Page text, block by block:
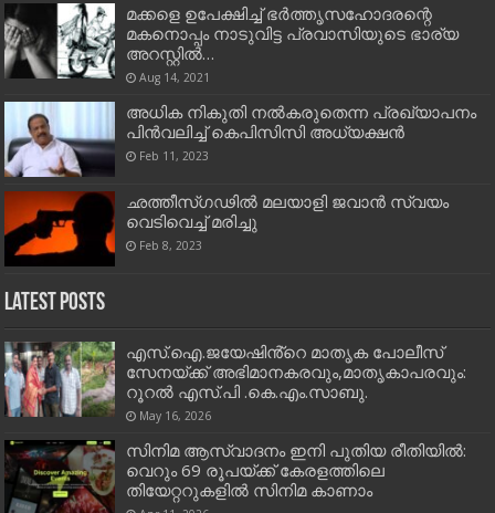
മക്കളെ ഉപേക്ഷിച്ച്‌ ഭര്‍ത്തൃസഹോദരന്റെ
മകനൊപ്പം നാടുവിട്ട പ്രവാസിയുടെ ഭാര്യ
അറസ്റ്റില്‍…
Aug 14, 2021
അധിക നികുതി നൽകരുതെന്ന പ്രഖ്യാപനം
പിൻവലിച്ച് കെപിസിസി അധ്യക്ഷൻ
Feb 11, 2023
ഛത്തീസ്ഗഢില്‍ മലയാളി ജവാന്‍ സ്വയം
വെടിവെച്ച് മരിച്ചു
Feb 8, 2023
Latest Posts
എസ്.ഐ.ജയേഷിൻ്റെ മാതൃക പോലീസ്
സേനയ്ക്ക് അഭിമാനകരവും,മാതൃകാപരവും:
റൂറൽ എസ്.പി .കെ.എം.സാബു.
May 16, 2026
സിനിമ ആസ്വാദനം ഇനി പുതിയ രീതിയിൽ:
വെറും 69 രൂപയ്ക്ക് കേരളത്തിലെ
തിയേറ്ററുകളിൽ സിനിമ കാണാം